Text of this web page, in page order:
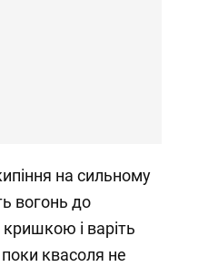
на сильному
вогонь до
і варіть
квасоля не